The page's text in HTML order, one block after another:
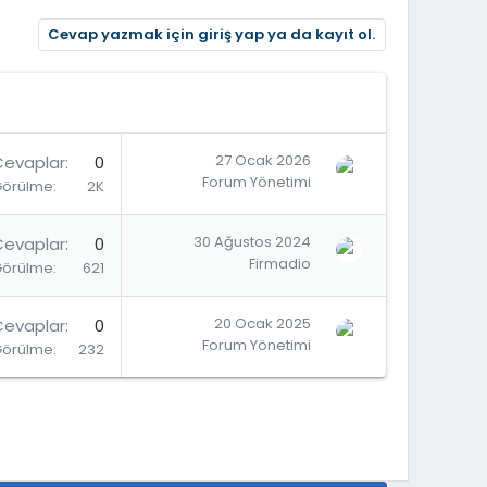
Cevap yazmak için giriş yap ya da kayıt ol.
0
2K
27 Ocak 2026
Forum Yönetimi
0
621
30 Ağustos 2024
Firmadio
0
232
20 Ocak 2025
Forum Yönetimi